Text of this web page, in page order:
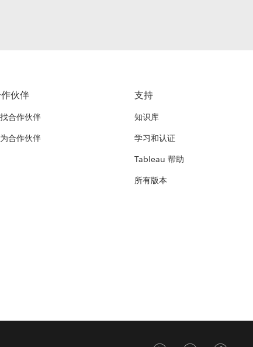
伙伴
合作伙伴
合作伙伴
支持
知识库
学习和认证
Tableau 帮助
所有版本